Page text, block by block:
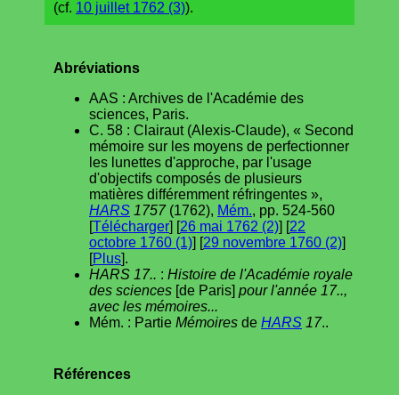
(cf. 10 juillet 1762 (3)).
Abréviations
AAS : Archives de l'Académie des
sciences, Paris.
C. 58 : Clairaut (Alexis-Claude), « Second
mémoire sur les moyens de perfectionner
les lunettes d'approche, par l'usage
d'objectifs composés de plusieurs
matières différemment réfringentes »,
HARS 1757(1762), Mém., pp. 524-560
[Télécharger] [26 mai 1762 (2)] [22
octobre 1760 (1)] [29 novembre 1760 (2)]
[Plus].
HARS 17.. : Histoire de l'Académie royale
des sciences [de Paris] pour l'année 17..,
avec les mémoires...
Mém. : Partie Mémoires de HARS 17..
Références